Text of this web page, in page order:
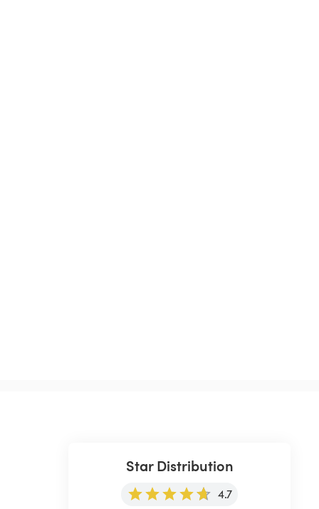
Star Distribution
4.7